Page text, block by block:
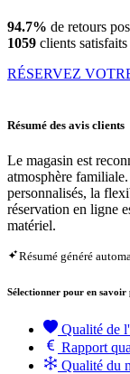
94.7% de retours
1059 clients
RÉSERVEZ
Résumé des avis clients
Le magasin est
atmosphère
personnalisés, la
réservation en ligne
matériel.
Résumé généré
Sélectionner pour en savoir
Qualité de
Rapport
Qualité du